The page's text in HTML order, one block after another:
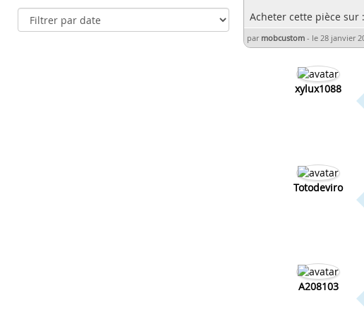
Acheter cette pièce sur
par mobcustom - le 28 janvier
xylux1088
Totodeviro
A208103